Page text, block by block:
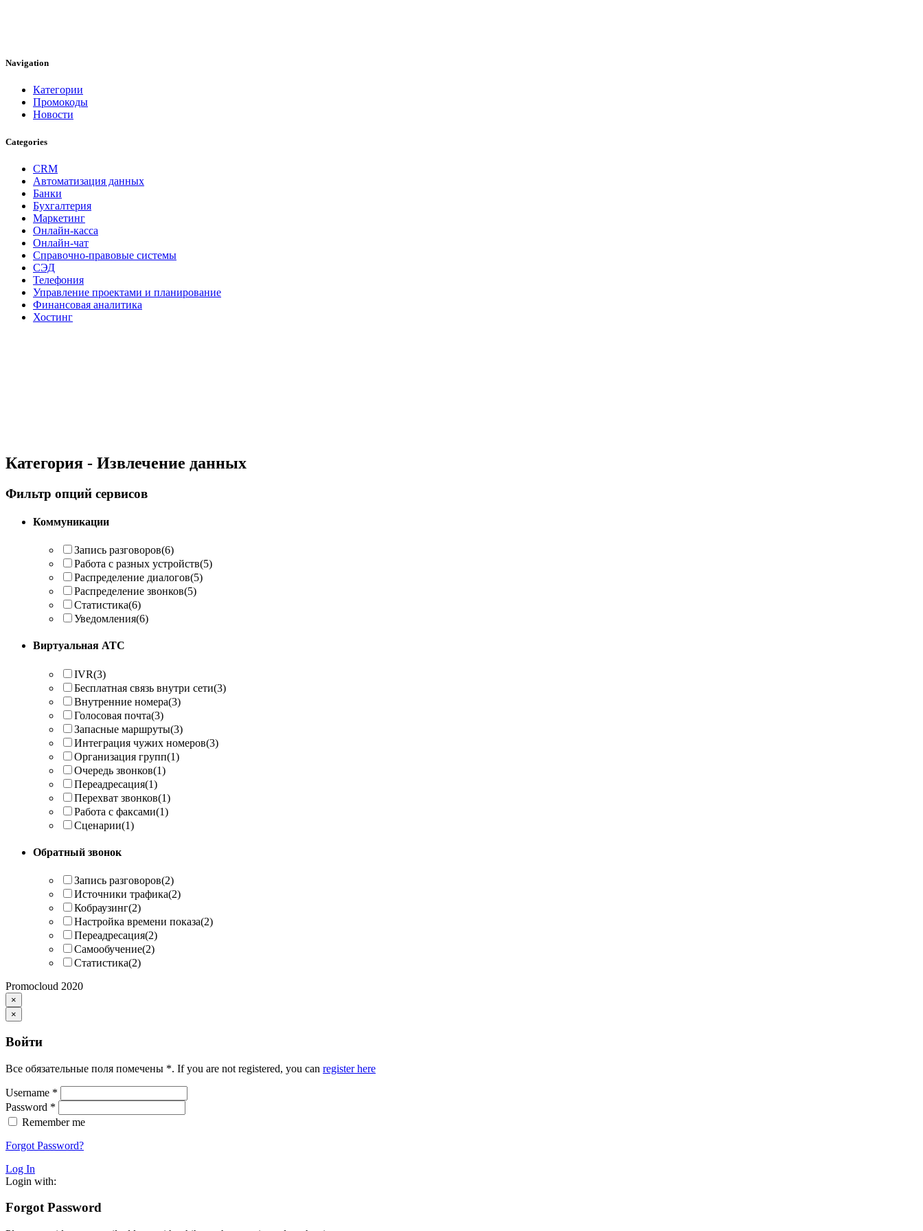
Navigation
Категории
Промокоды
Новости
Categories
CRM
Автоматизация данных
Банки
Бухгалтерия
Маркетинг
Онлайн-касса
Онлайн-чат
Справочно-правовые системы
СЭД
Телефония
Управление проектами и планирование
Финансовая аналитика
Хостинг
Категория - Извлечение данных
Фильтр опций сервисов
Коммуникации
Запись разговоров(6)
Работа с разных устройств(5)
Распределение диалогов(5)
Распределение звонков(5)
Статистика(6)
Уведомления(6)
Виртуальная АТС
IVR(3)
Бесплатная связь внутри сети(3)
Внутренние номера(3)
Голосовая почта(3)
Запасные маршруты(3)
Интеграция чужих номеров(3)
Организация групп(1)
Очередь звонков(1)
Переадресация(1)
Перехват звонков(1)
Работа с факсами(1)
Сценарии(1)
Обратный звонок
Запись разговоров(2)
Источники трафика(2)
Кобраузинг(2)
Настройка времени показа(2)
Переадресация(2)
Самообучение(2)
Статистика(2)
Promocloud 2020
×
×
Войти
Все обязательные поля помечены *. If you are not registered, you can register here
Username *
Password *
Remember me
Forgot Password?
Log In
Login with:
Forgot Password